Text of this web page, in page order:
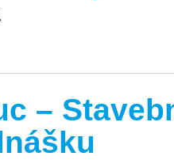
–